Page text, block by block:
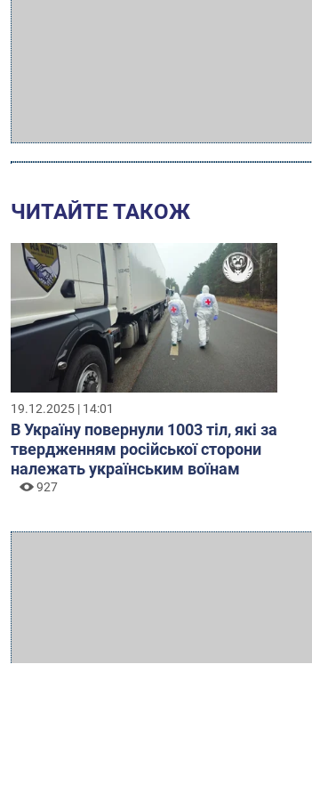
ЧИТАЙТЕ ТАКОЖ
19.12.2025 | 14:01
В Україну повернули 1003 тіл, які за
твердженням російської сторони
належать українським воїнам
927